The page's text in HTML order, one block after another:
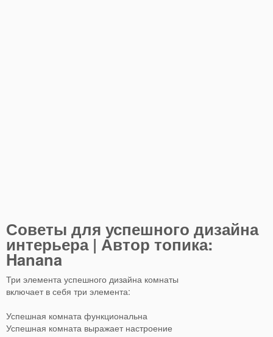
Советы для успешного дизайна
интерьера | Автор топика:
Hanana
Три элемента успешного дизайна комнаты
включает в себя три элемента:
Успешная комната функциональна
Успешная комната выражает настроение